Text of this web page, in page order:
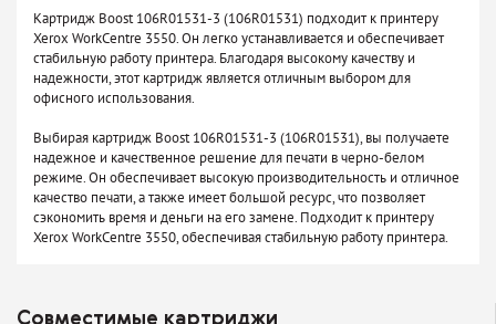
Картридж Boost 106R01531-3 (106R01531) подходит к принтеру
Xerox WorkCentre 3550. Он легко устанавливается и обеспечивает
стабильную работу принтера. Благодаря высокому качеству и
надежности, этот картридж является отличным выбором для
офисного использования.
Выбирая картридж Boost 106R01531-3 (106R01531), вы получаете
надежное и качественное решение для печати в черно-белом
режиме. Он обеспечивает высокую производительность и отличное
качество печати, а также имеет большой ресурс, что позволяет
сэкономить время и деньги на его замене. Подходит к принтеру
Xerox WorkCentre 3550, обеспечивая стабильную работу принтера.
Совместимые картриджи